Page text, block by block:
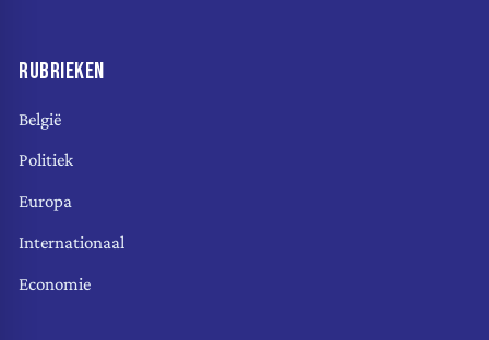
RUBRIEKEN
België
Politiek
Europa
Internationaal
Economie